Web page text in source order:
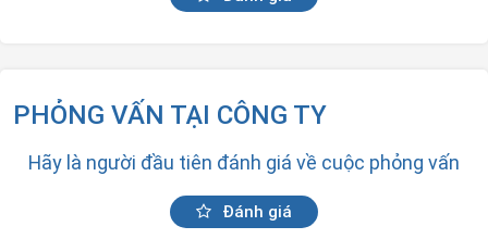
PHỎNG VẤN TẠI CÔNG TY
Hãy là người đầu tiên đánh giá về cuộc phỏng vấn
Đánh giá